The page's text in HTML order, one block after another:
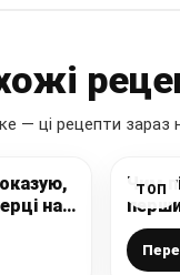
— ці рецепти зараз
на
ТОП
Чим